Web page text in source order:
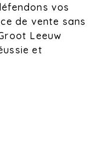
vos
de vente sans
Leeuw
et